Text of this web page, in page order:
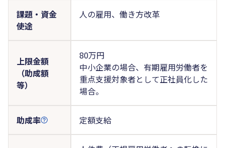
課題・資金
使途
人の雇用、働き方改革
上限金額
（助成額
等）
80万円
中小企業の場合、有期雇用労働者を
重点支援対象者として正社員化した
場合。
助成率 定額支給